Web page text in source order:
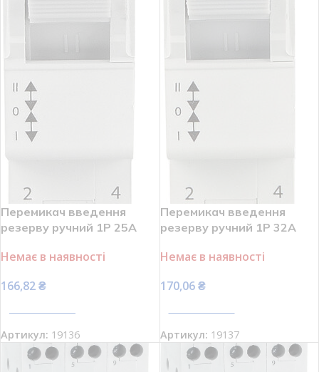
Перемикач введення
резерву ручний 1P 25A
A0010220001
Немає в наявності
166,82₴
Артикул: 19136
Перемикач введення
резерву ручний 1P 32A
A0010220002
Немає в наявності
170,06₴
Артикул: 19137